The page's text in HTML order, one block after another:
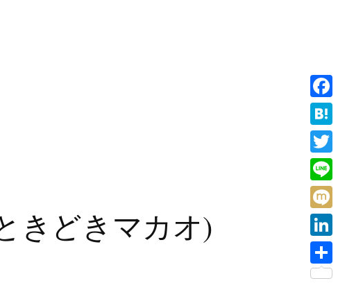
きどきマカオ)
F
a
c
e
b
o
o
k
H
a
t
e
n
a
T
w
i
t
e
L
i
n
e
M
i
x
L
i
共